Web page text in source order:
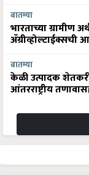
बातम्या
भारताच्या ग्रामीण
अ‍ॅग्रीव्होल्टाईक्सची
बातम्या
केळी उत्पादक
आंतरराष्ट्रीय